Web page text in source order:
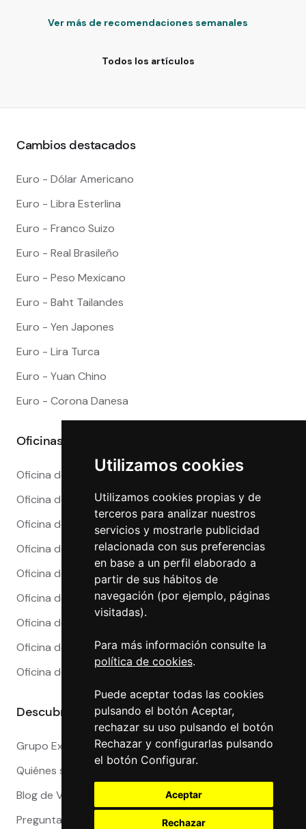
Utilizamos cookies
Utilizamos cookies propias y de
terceros para analizar nuestros
servicios y mostrarle publicidad
relacionada con sus preferencias
en base a un perfil elaborado a
partir de sus hábitos de
navegación (por ejemplo, páginas
visitadas).
Para más información consulte la
política de cookies.
Puede aceptar todas las cookies
pulsando el botón Aceptar,
rechazar su uso pulsando el botón
Rechazar y configurarlas pulsando
el botón Configurar.
Aceptar
Rechazar
Ver más de recomendaciones semanales
Todos los artículos
Cambios destacados
Euro - Dólar Americano
Euro - Libra Esterlina
Euro - Franco Suizo
Euro - Real Brasileño
Euro - Peso Mexicano
Euro - Baht Tailandes
Euro - Yen Japones
Euro - Lira Turca
Euro - Yuan Chino
Euro - Corona Danesa
Oficinas
Oficina de Cambio en Alicante
Oficina de Cambio en Barcelona
Oficina de Cambio en Córdoba
Oficina de Cambio en Granada
Oficina de Cambio en Madrid
Oficina de Cambio en Málaga
Oficina de Cambio en Marbella
Oficina de Cambio en Sevilla
Oficina de Cambio en Valencia
Descubre más
Grupo Exact
Quiénes somos
Blog de Viajeros
Preguntas Frecuentes